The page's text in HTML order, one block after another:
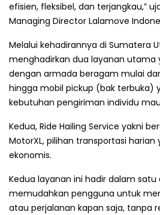
efisien, fleksibel, dan terjangkau,”
Managing Director Lalamove
Melalui kehadirannya di Sumatera
menghadirkan dua layanan utama
dengan armada beragam mulai
hingga mobil pickup (bak terbuka)
kebutuhan pengiriman individu
Kedua, Ride Hailing Service yakni
MotorXL, pilihan transportasi
ekonomis.
Kedua layanan ini hadir dalam satu
memudahkan pengguna untuk
atau perjalanan kapan saja, tanpa